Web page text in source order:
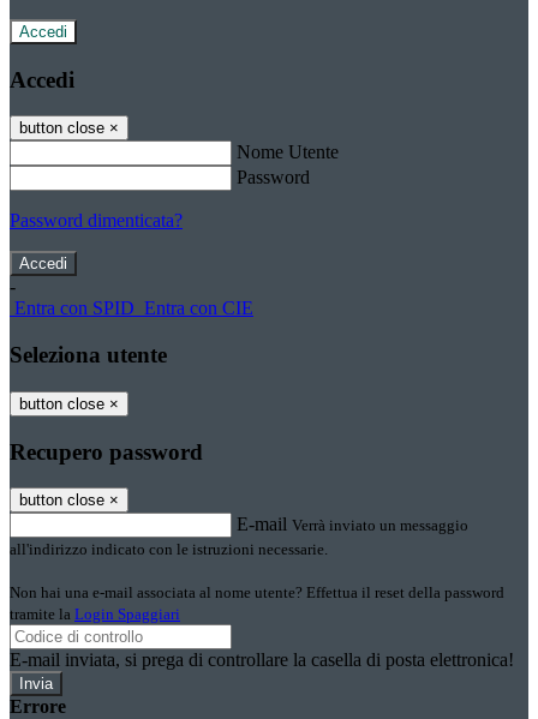
Accedi
Accedi
button close ×
Nome Utente
Password
Password dimenticata?
-
Entra con SPID Entra con CIE
Seleziona utente
button close ×
Recupero password
button close ×
E-mail Verrà inviato un messaggio
all'indirizzo indicato con le istruzioni necessarie.
Non hai una e-mail associata al nome utente? Effettua il reset della password
tramite la Login Spaggiari
E-mail inviata, si prega di controllare la casella di posta elettronica!
Errore